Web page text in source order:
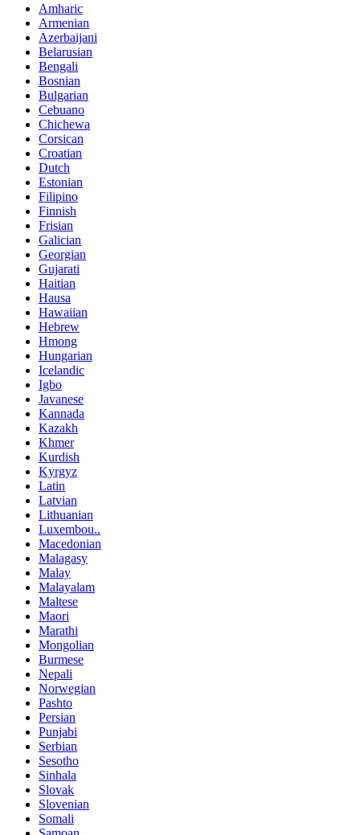
Amharic
Armenian
Azerbaijani
Belarusian
Bengali
Bosnian
Bulgarian
Cebuano
Chichewa
Corsican
Croatian
Dutch
Estonian
Filipino
Finnish
Frisian
Galician
Georgian
Gujarati
Haitian
Hausa
Hawaiian
Hebrew
Hmong
Hungarian
Icelandic
Igbo
Javanese
Kannada
Kazakh
Khmer
Kurdish
Kyrgyz
Latin
Latvian
Lithuanian
Luxembou..
Macedonian
Malagasy
Malay
Malayalam
Maltese
Maori
Marathi
Mongolian
Burmese
Nepali
Norwegian
Pashto
Persian
Punjabi
Serbian
Sesotho
Sinhala
Slovak
Slovenian
Somali